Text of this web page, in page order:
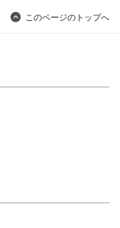
このページのトップへ